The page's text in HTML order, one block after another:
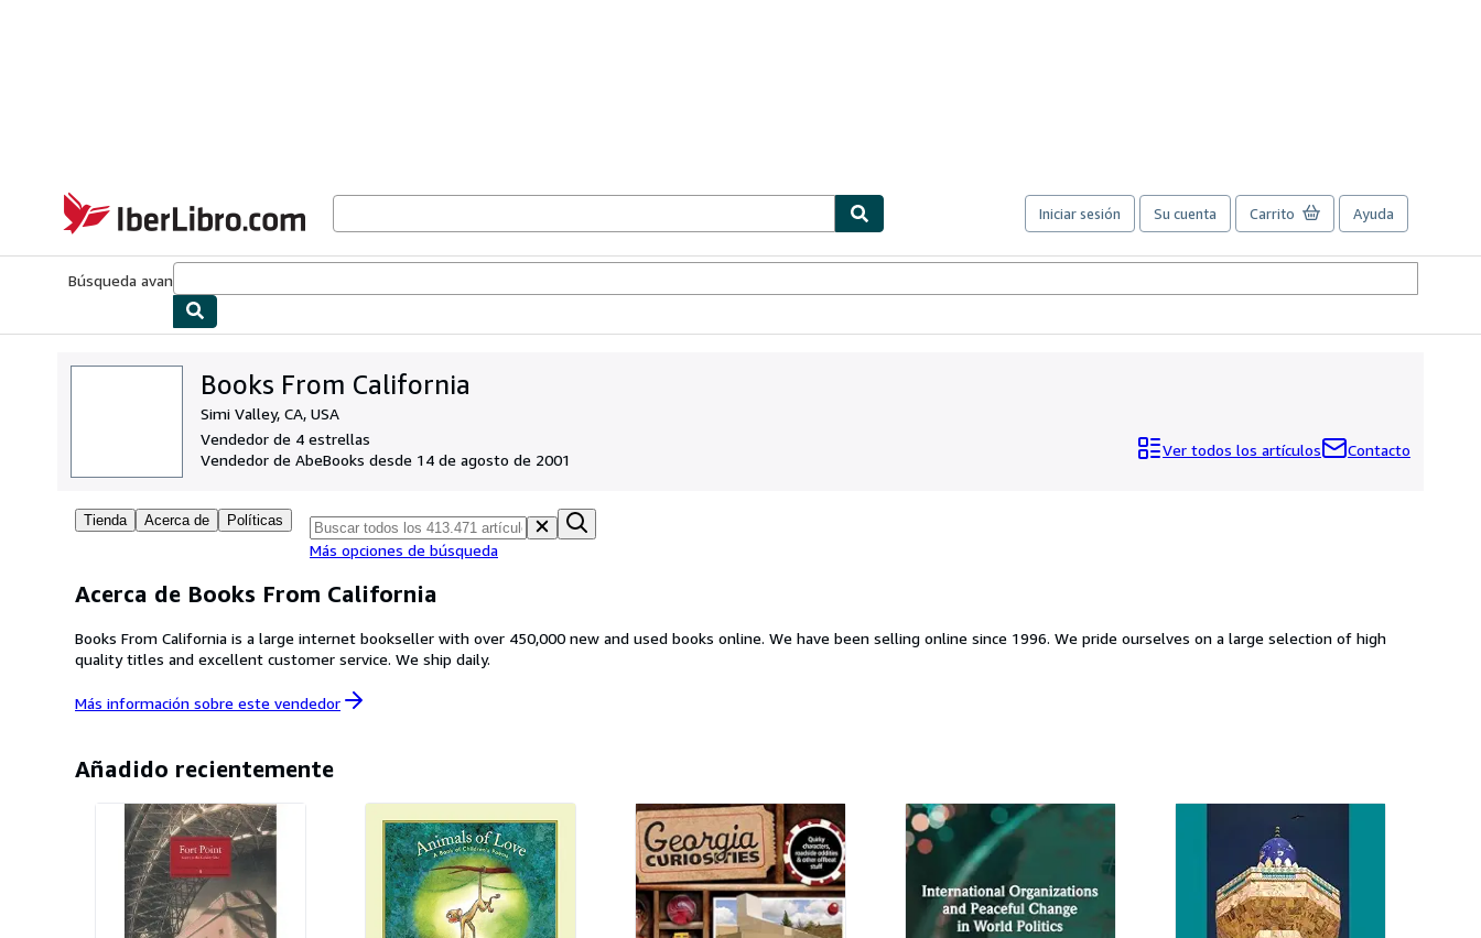
IberLibro.com
Iniciar sesión Su cuenta Carrito Ayuda
Búsqueda avanzada
Books From California
Simi Valley, CA, USA
Vendedor de 4 estrellas
Vendedor de AbeBooks desde 14 de agosto de 2001
Ver todos los artículos Contacto
Tienda Acerca de Políticas
Más opciones de búsqueda
Acerca de Books From California
Books From California is a large internet bookseller with over 450,000 new and used books online. We have been selling online since 1996. We pride ourselves on a large selection of high
quality titles and excellent customer service. We ship daily.
Más información sobre este vendedor
Añadido recientemente